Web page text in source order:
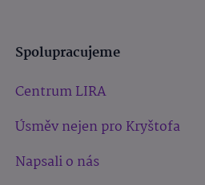
Spolupracujeme
Centrum LIRA
Úsměv nejen pro Kryštofa
Napsali o nás